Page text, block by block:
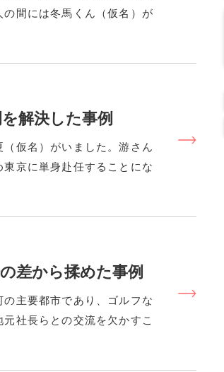
間には冬馬くん（仮名）が
解決した事例
仮名）がいました。游さん
京に単身赴任することにな
差から揉めた事例
主要都市であり、ゴルフな
社長らとの交流を欠かすこ